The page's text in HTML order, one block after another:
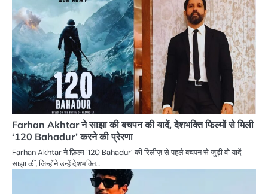
Farhan Akhtar ने साझा की बचपन की यादें, देशभक्ति फिल्मों से मिली
‘120 Bahadur’ करने की प्रेरणा
Farhan Akhtar ने फ़िल्म ‘120 Bahadur’ की रिलीज़ से पहले बचपन से जुड़ी वो यादें
साझा कीं, जिन्होंने उन्हें देशभक्ति…